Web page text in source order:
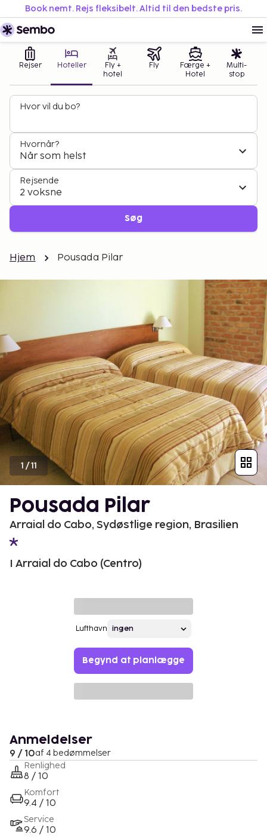
Book nemt. Rejs fleksibelt. Altid til den bedste pris.
Rejser Hoteller
Fly +
hotel
Fly
Færge +
Hotel
Multi-
stop
Hvor vil du bo?
Hvornår?
Når som helst
Rejsende
2 voksne
Søg
Hjem Pousada Pilar
1 /11
Pousada Pilar
Arraial do Cabo, Sydøstlige region, Brasilien
I Arraial do Cabo (Centro)
Lufthavn
Begynd at planlægge
Anmeldelser
9 / 10af 4 bedømmelser
Renlighed
8 / 10
Komfort
9.4 / 10
Service
9.6 / 10